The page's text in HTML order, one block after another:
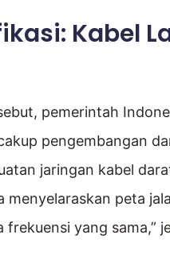
Kabel
pemerintah
pengembangan
jaringan kabel
menyelaraskan peta
yang sama,”